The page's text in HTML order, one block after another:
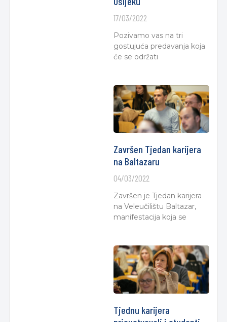
17/03/2022
Pozivamo vas na tri
gostujuća predavanja koja
će se održati
Završen Tjedan karijera
na Baltazaru
04/03/2022
Završen je Tjedan karijera
na Veleučilištu Baltazar,
manifestacija koja se
Tjednu karijera